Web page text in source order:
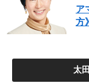
ア
方》
太